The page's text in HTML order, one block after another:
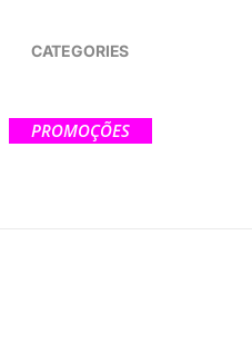
CATEGORIES
PROMOÇÕES